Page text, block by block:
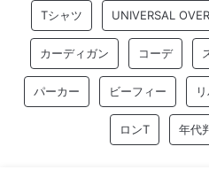
Tシャツ UNIVERSAL
カーディガン コーデ
パーカー ビーフィー
ロンT 年代